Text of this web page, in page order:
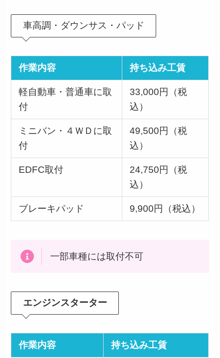
車高調・ダウンサス・パッド
作業内容 持ち込み工賃
軽自動車・普通車に取
付
33,000円（税
込）
ミニバン・４ＷＤに取
付
49,500円（税
込）
EDFC取付
24,750円（税
込）
ブレーキパッド 9,900円（税込）
一部車種には取付不可
エンジンスターター
作業内容 持ち込み工賃